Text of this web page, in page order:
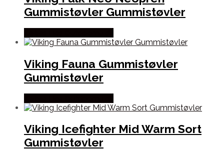
Gummistøvler Gummistøvler
Viking Fauna Gummistøvler
Gummistøvler
Viking Icefighter Mid Warm Sort
Gummistøvler